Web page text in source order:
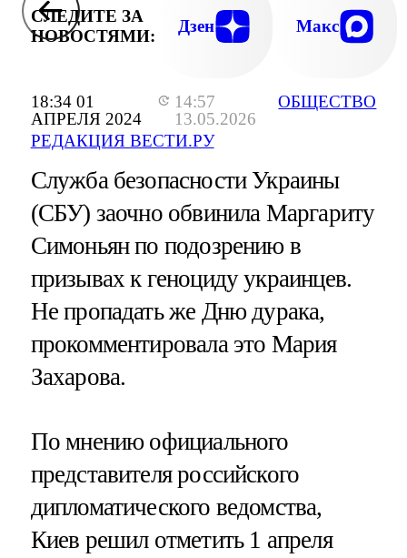
18:34 01
АПРЕЛЯ 2024
14:57
13.05.2026
РЕДАКЦИЯ ВЕСТИ.РУ
ОБЩЕСТВО
СЛЕДИТЕ ЗА
НОВОСТЯМИ:
Дзен Макс
Служба безопасности Украины
(СБУ) заочно обвинила Маргариту
Симоньян по подозрению в
призывах к геноциду украинцев.
Не пропадать же Дню дурака,
прокомментировала это Мария
Захарова.
По мнению официального
представителя российского
дипломатического ведомства,
Киев решил отметить 1 апреля